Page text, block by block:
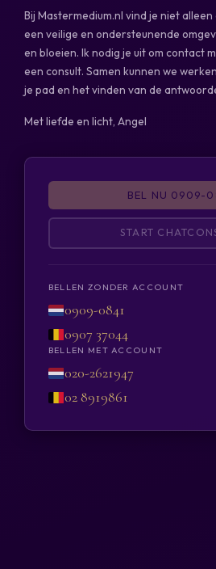
Bij Mastermedium.nl vind je niet
een veilige en ondersteunende
en bloeien. Ik nodig je uit om contact
een consult. Samen kunnen we
je pad en het vinden van de
Met liefde en licht, Angel
BEL NU 0909-
START
BELLEN ZONDER ACCOUNT
0909-0841
0907 37044
BELLEN MET ACCOUNT
020-2621947
02 8919861